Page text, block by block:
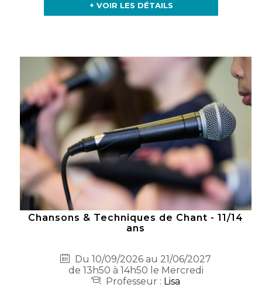
+ VOIR LES DÉTAILS
Chansons & Techniques de Chant - 11/14
ans
Du 10/09/2026 au 21/06/2027
de 13h50 à 14h50 le Mercredi
Professeur : Lisa